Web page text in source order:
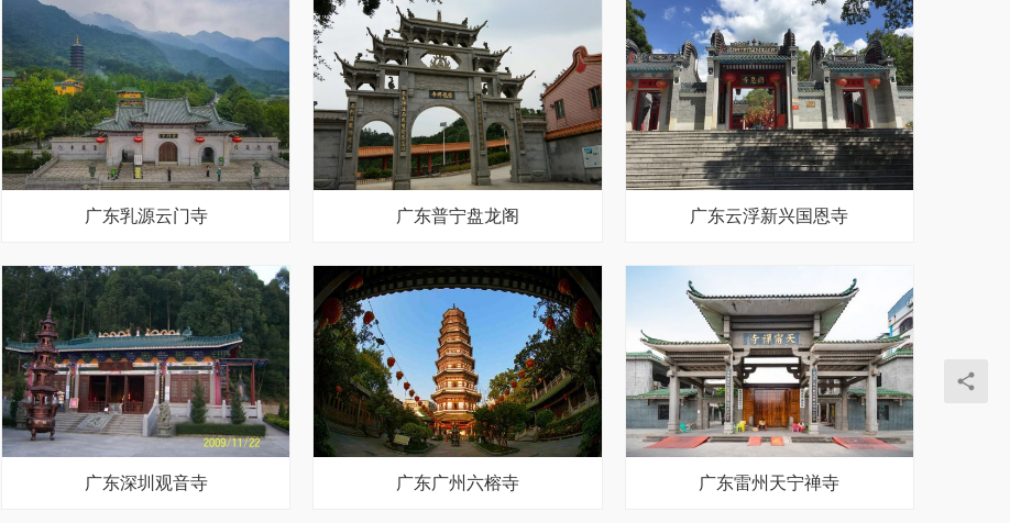
广东乳源云门寺 广东普宁盘龙阁 广东云浮新兴国恩寺
广东深圳观音寺 广东广州六榕寺 广东雷州天宁禅寺